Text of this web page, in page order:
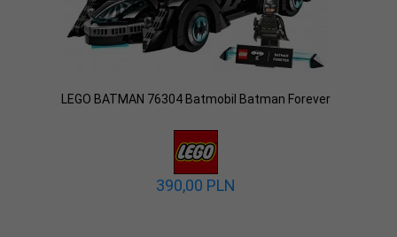
LEGO BATMAN 76304 Batmobil Batman Forever
390,00 PLN